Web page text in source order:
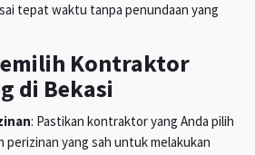
tepat waktu tanpa penundaan yang
Kontraktor
di Bekasi
: Pastikan kontraktor yang Anda pilih
perizinan yang sah untuk melakukan